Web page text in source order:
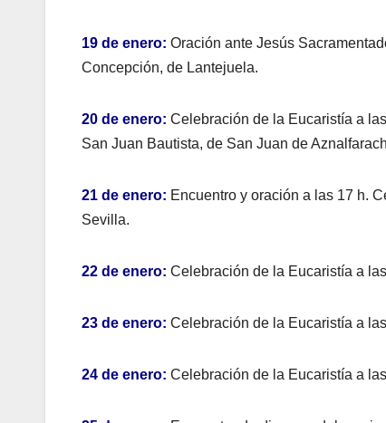
19 de enero: Oración ante Jesús
Concepción, de Lantejuela.
20 de enero: Celebración de la Eucaristía a
San Juan Bautista, de San Juan de
21 de enero: Encuentro y oración a las 17 h.
Sevilla.
22 de enero: Celebración de la Eucaristía a
23 de enero: Celebración de la Eucaristía a
24 de enero: Celebración de la Eucaristía a